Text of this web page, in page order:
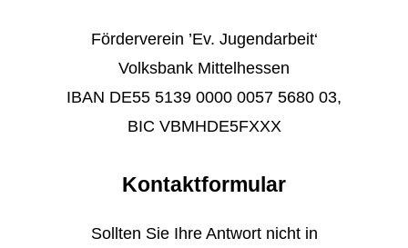
Förderverein ’Ev. Jugendarbeit‘
Volksbank Mittelhessen
IBAN DE55 5139 0000 0057 5680 03,
BIC VBMHDE5FXXX
Kontaktformular
Sollten Sie Ihre Antwort nicht in